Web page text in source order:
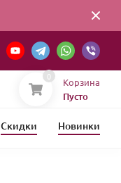
0 Корзина
Пусто
Скидки Новинки